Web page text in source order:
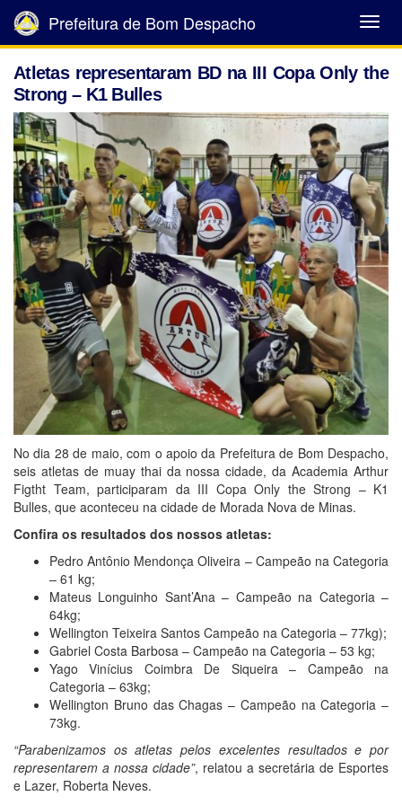
Abrir
Menu
Prefeitura de Bom Despacho
Atletas representaram BD na III Copa Only the
Strong – K1 Bulles
No dia 28 de maio, com o apoio da Prefeitura de Bom Despacho,
seis atletas de muay thai da nossa cidade, da Academia Arthur
Figtht Team, participaram da III Copa Only the Strong – K1
Bulles, que aconteceu na cidade de Morada Nova de Minas.
Confira os resultados dos nossos atletas:
Pedro Antônio Mendonça Oliveira – Campeão na Categoria
– 61 kg;
Mateus Longuinho Sant’Ana – Campeão na Categoria –
64kg;
Wellington Teixeira Santos Campeão na Categoria – 77kg);
Gabriel Costa Barbosa – Campeão na Categoria – 53 kg;
Yago Vinícius Coimbra De Siqueira – Campeão na
Categoria – 63kg;
Wellington Bruno das Chagas – Campeão na Categoria –
73kg.
“Parabenizamos os atletas pelos excelentes resultados e por
representarem a nossa cidade”, relatou a secretária de Esportes
e Lazer, Roberta Neves.